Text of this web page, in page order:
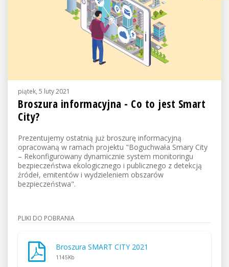
piątek, 5 luty 2021
Broszura informacyjna - Co to jest Smart
City?
Prezentujemy ostatnią już broszurę informacyjną
opracowaną w ramach projektu "Boguchwała Smary City
– Rekonfigurowany dynamicznie system monitoringu
bezpieczeństwa ekologicznego i publicznego z detekcją
źródeł, emitentów i wydzieleniem obszarów
bezpieczeństwa".
PLIKI DO POBRANIA
Broszura SMART CITY 2021
1145Kb